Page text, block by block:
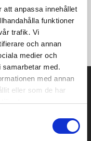
att anpassa innehållet
funktioner
trafik. Vi
och annan
medier och
med.
med annan
eller som de har
Softshell fabric
panels ·Durable water
and rear zipped
produkt och pris över
ställa frågor!